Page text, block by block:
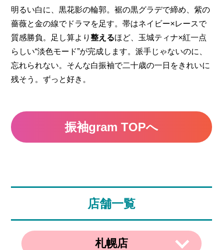
明るい白に、黒花影の輪郭。裾の黒グラデで締め、紫の
薔薇と金の線でドラマを足す。帯はネイビー×レースで
質感勝負。足し算より整えるほど、玉城ティナ×紅一点
らしい“淡色モード”が完成します。派手じゃないのに、
忘れられない。そんな白振袖で二十歳の一日をきれいに
残そう。ずっと好き。
振袖gram TOPへ
店舗一覧
札幌店